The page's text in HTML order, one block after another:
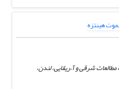
شرقی و آ،ریقایی، لندن،